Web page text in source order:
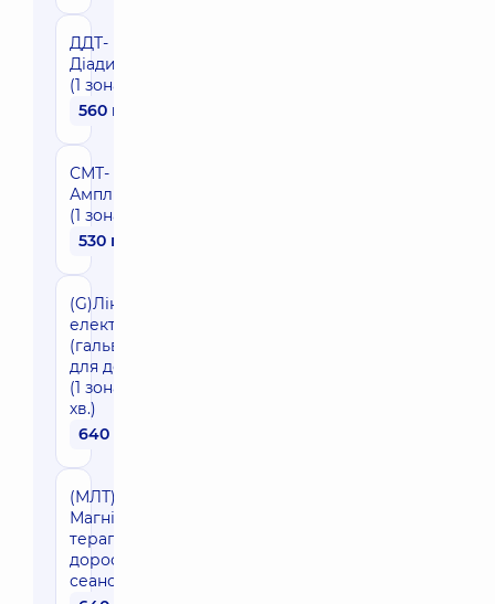
ДДТ-
Діадинамотерапія
(1 зона, в 10-12 хв.)
560 грн
СМТ-
Ампліпульстерапія
(1 зона, 10-15 хв.)
530 грн
(G)Лікарський
електрофорез
(гальванізація)
для дорослих
(1 зона, 15-20
хв.)
640 грн
(МЛТ)
Магнітолазерна
терапія у
дорослих (1
сеанс,10-15 хв).